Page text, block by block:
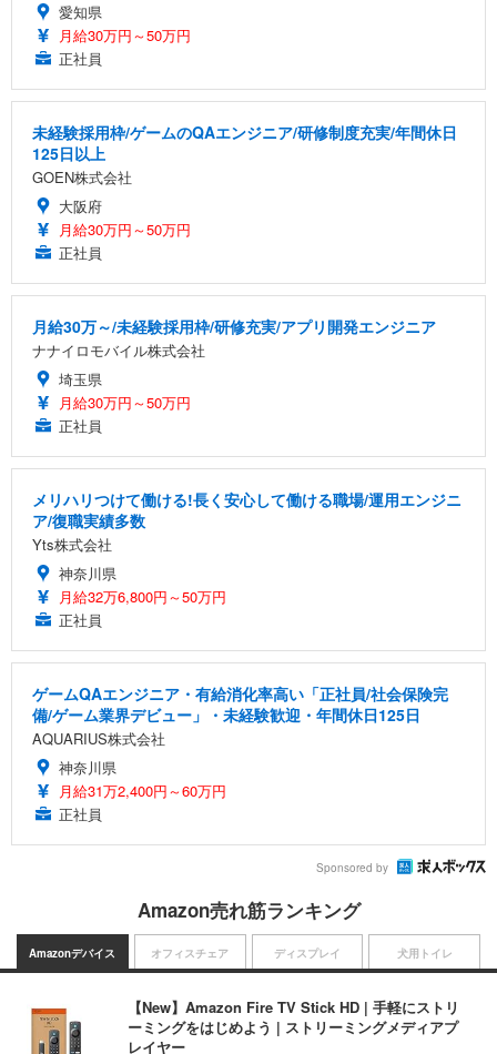
愛知県
月給30万円～50万円
正社員
未経験採用枠/ゲームのQAエンジニア/研修制度充実/年間休日
125日以上
GOEN株式会社
大阪府
月給30万円～50万円
正社員
月給30万～/未経験採用枠/研修充実/アプリ開発エンジニア
ナナイロモバイル株式会社
埼玉県
月給30万円～50万円
正社員
メリハリつけて働ける!長く安心して働ける職場/運用エンジニ
ア/復職実績多数
Yts株式会社
神奈川県
月給32万6,800円～50万円
正社員
ゲームQAエンジニア・有給消化率高い「正社員/社会保険完
備/ゲーム業界デビュー」・未経験歓迎・年間休日125日
AQUARIUS株式会社
神奈川県
月給31万2,400円～60万円
正社員
Sponsored by
Amazon売れ筋ランキング
Amazonデバイス
【New】Amazon Fire TV Stick HD | 手軽にストリ
ーミングをはじめよう | ストリーミングメディアプ
レイヤー
オフィスチェア ディスプレイ 犬用トイレ